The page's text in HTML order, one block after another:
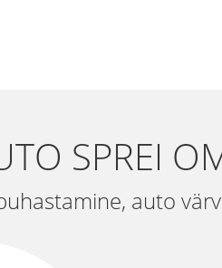
SPREI
auto